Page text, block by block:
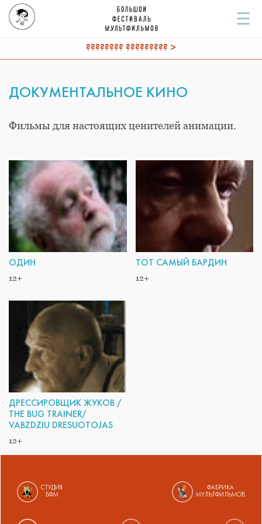
☰
???????? ????????? >
ДОКУМЕНТАЛЬНОЕ КИНО
Фильмы для настоящих ценителей анимации.
ОДИН
12+
ТОТ САМЫЙ БАРДИН
12+
ДРЕССИРОВЩИК ЖУКОВ /
THE BUG TRAINER/
VABZDZIU DRESUOTOJAS
12+
СТУДИЯ
БФМ
ФАБРИКА
МУЛЬТФИЛЬМОВ